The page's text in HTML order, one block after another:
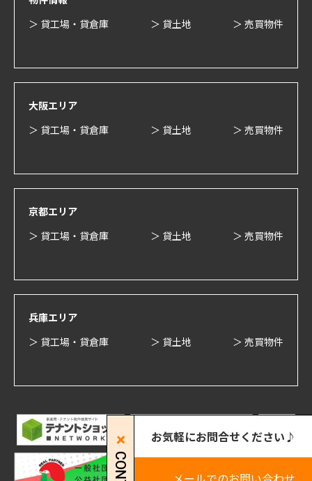
お気軽にお問合せください♪
＞ 貸工場・貸倉庫
＞ 貸土地 ＞ 売買物件
大阪エリア
＞ 貸工場・貸倉庫
＞ 貸土地 ＞ 売買物件
京都エリア
＞ 貸工場・貸倉庫
＞ 貸土地 ＞ 売買物件
兵庫エリア
＞ 貸工場・貸倉庫
＞ 貸土地 ＞ 売買物件